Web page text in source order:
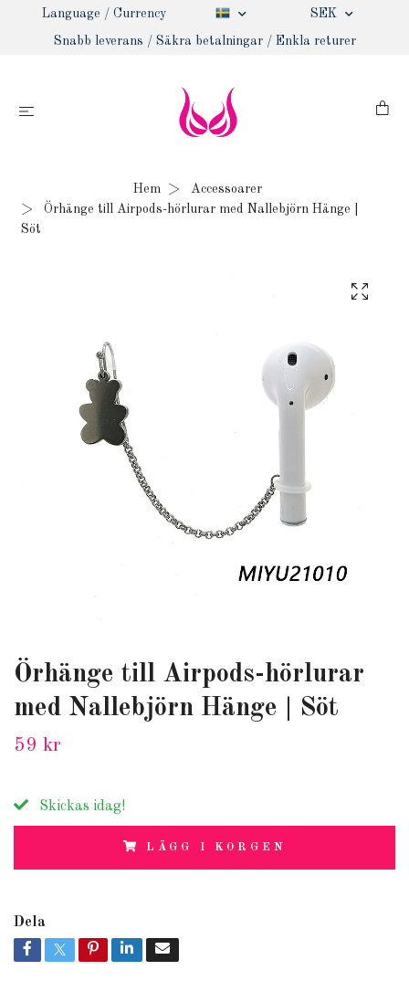
Language / Currency SEK
Snabb leverans / Säkra betalningar / Enkla returer
Hem
Accessoarer
Örhänge till Airpods-hörlurar med Nallebjörn Hänge |
Söt
Örhänge till Airpods-hörlurar
med Nallebjörn Hänge | Söt
59 kr
Skickas idag!
LÄGG I KORGEN
Dela